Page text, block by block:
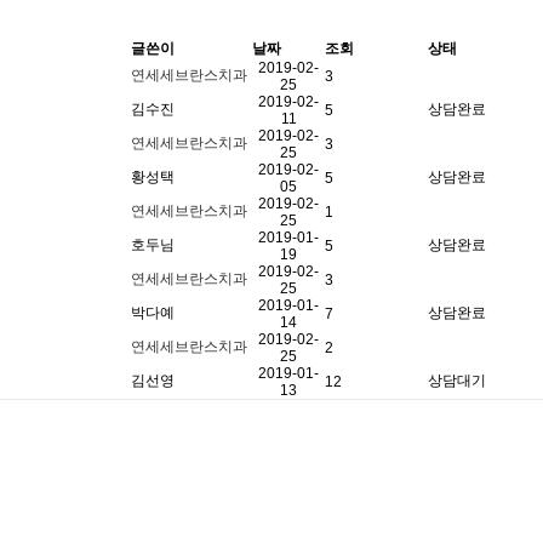
글쓴이 날짜 조회
상태
연세세브란스치과
2019-02-
25
3
김수진
2019-02-
11
5
상담완료
연세세브란스치과
2019-02-
25
3
황성택
2019-02-
05
5
상담완료
연세세브란스치과
2019-02-
25
1
호두님
2019-01-
19
5
상담완료
연세세브란스치과
2019-02-
25
3
박다예
2019-01-
14
7
상담완료
연세세브란스치과
2019-02-
25
2
김선영
2019-01-
13
12 상담대기